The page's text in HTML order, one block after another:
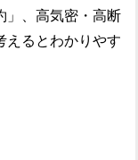
」、高気密・高断
えるとわかりやす